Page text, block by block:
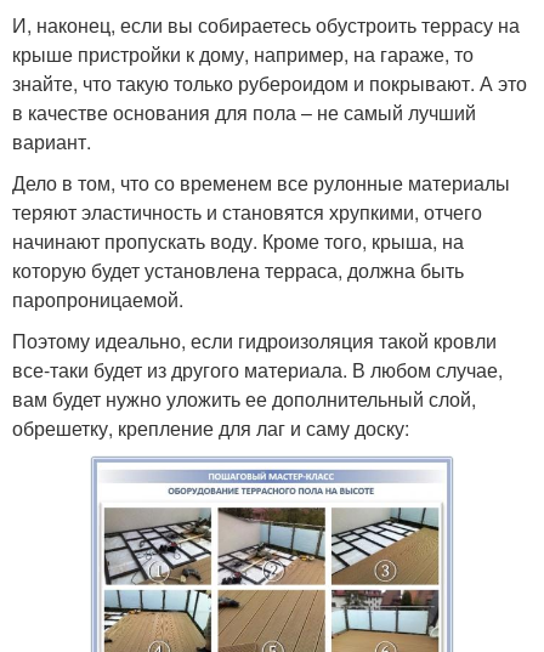
И, наконец, если вы собираетесь обустроить террасу на
крыше пристройки к дому, например, на гараже, то
знайте, что такую только рубероидом и покрывают. А это
в качестве основания для пола – не самый лучший
вариант.
Дело в том, что со временем все рулонные материалы
теряют эластичность и становятся хрупкими, отчего
начинают пропускать воду. Кроме того, крыша, на
которую будет установлена терраса, должна быть
паропроницаемой.
Поэтому идеально, если гидроизоляция такой кровли
все-таки будет из другого материала. В любом случае,
вам будет нужно уложить ее дополнительный слой,
обрешетку, крепление для лаг и саму доску: